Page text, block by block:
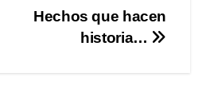
Hechos que hacen
historia…